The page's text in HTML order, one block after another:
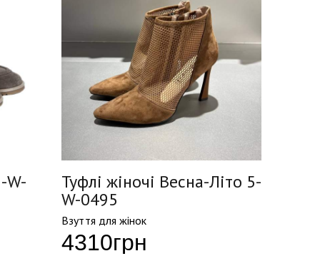
W-
Туфлі жіночі Весна-Літо 5-
W-0495
Взуття для жінок
4310грн